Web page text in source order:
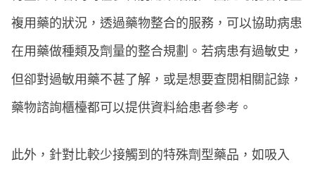
複用藥的狀況，透過藥物整合的服務，可以協助病患
在用藥做種類及劑量的整合規劃。若病患有過敏史，
但卻對過敏用藥不甚了解，或是想要查閱相關記錄，
藥物諮詢櫃檯都可以提供資料給患者參考。
此外，針對比較少接觸到的特殊劑型藥品，如吸入